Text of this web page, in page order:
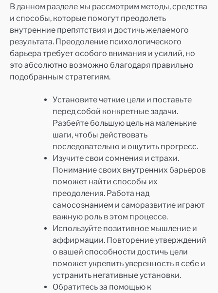
В данном разделе мы рассмотрим методы, средства
и способы, которые помогут преодолеть
внутренние препятствия и достичь желаемого
результата. Преодоление психологического
барьера требует особого внимания и усилий, но
это абсолютно возможно благодаря правильно
подобранным стратегиям.
Установите четкие цели и поставьте
перед собой конкретные задачи.
Разбейте большую цель на маленькие
шаги, чтобы действовать
последовательно и ощутить прогресс.
Изучите свои сомнения и страхи.
Понимание своих внутренних барьеров
поможет найти способы их
преодоления. Работа над
самосознанием и саморазвитие играют
важную роль в этом процессе.
Используйте позитивное мышление и
аффирмации. Повторение утверждений
о вашей способности достичь цели
поможет укрепить уверенность в себе и
устранить негативные установки.
Обратитесь за помощью к